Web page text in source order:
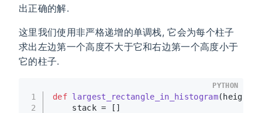
出正确的解.
这里我们使用非严格递增的单调栈, 它会为每个柱子
求出左边第一个高度不大于它和右边第一个高度小于
它的柱子.
1
2
def largest_rectangle_in_histogram( heights
    stack = []
PYTHON